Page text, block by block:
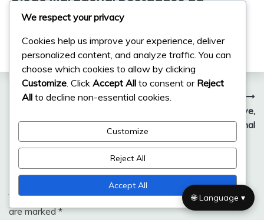
Carreira, Conquistas em Clubes,
Momentos Icónicos
03/03/2026 Diego Marquez
Post
navigation
Fernando Gago: Contribuições internacionais, Jogos-chave,
Carreira internacional
Leave a Reply
Your email address will not be published. Required fields
are marked*
We respect your privacy
Cookies help us improve your experience, deliver
personalized content, and analyze traffic. You can
choose which cookies to allow by clicking
Customize . Click Accept All to consent or Reject
All to decline non-essential cookies.
Customize
Reject All
Accept All
🌐 Language ▾